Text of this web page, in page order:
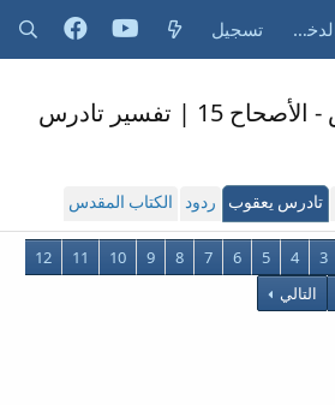
تسجيل الدخول تسجيل
تفسير إنجيل مرقس - الأصحاح 15 | تفسير تادرس
تادرس يعقوب ردود الكتاب المقدس
3
4
5
6
7
8
9
10
11
12
التالي